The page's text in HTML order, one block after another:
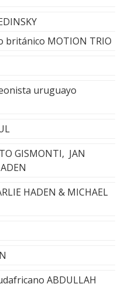
MOTION TRIO
uruguayo
GISMONTI, JAN
HADEN & MICHAEL
ABDULLAH